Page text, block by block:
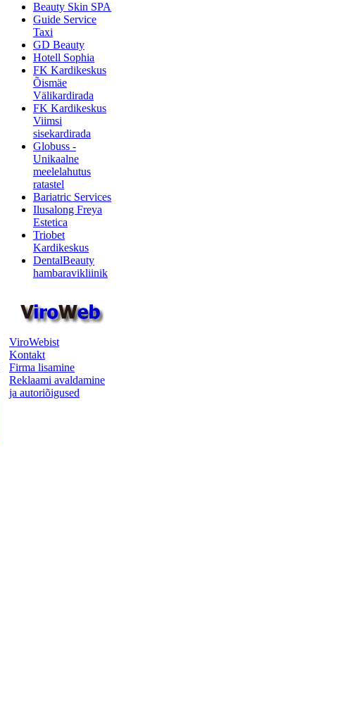
Beauty Skin SPA
Guide Service
Taxi
GD Beauty
Hotell Sophia
FK Kardikeskus
Õismäe
Välikardirada
FK Kardikeskus
Viimsi
sisekardirada
Globuss -
Unikaalne
meelelahutus
ratastel
Bariatric Services
Ilusalong Freya
Estetica
Triobet
Kardikeskus
DentalBeauty
hambaravikliinik
ViroWebist
Kontakt
Firma lisamine
Reklaami avaldamine
ja autoriõigused